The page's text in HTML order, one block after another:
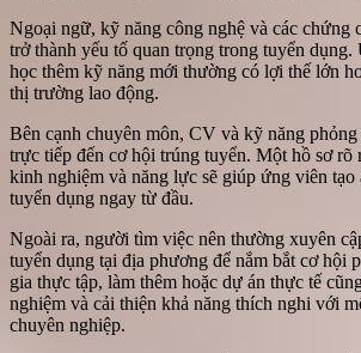
Ngoại ngữ, kỹ năng công nghệ và các chứng
trở thành yếu tố quan trọng trong tuyển
học thêm kỹ năng mới thường có lợi thế lớn
thị trường lao động.
Bên cạnh chuyên môn, CV và kỹ năng
trực tiếp đến cơ hội trúng tuyển. Một hồ sơ rõ
kinh nghiệm và năng lực sẽ giúp ứng viên
tuyển dụng ngay từ đầu.
Ngoài ra, người tìm việc nên thường xuyên
tuyển dụng tại địa phương để nắm bắt cơ hội
gia thực tập, làm thêm hoặc dự án thực tế
nghiệm và cải thiện khả năng thích nghi với
chuyên nghiệp.